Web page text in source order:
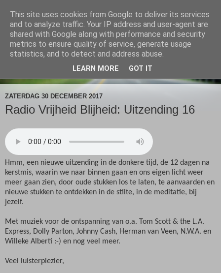
Radio Vrijheid Blijheid
Spiritualiteit & Muziek
ZATERDAG 30 DECEMBER 2017
Radio Vrijheid Blijheid: Uitzending 16
Hmm, een nieuwe uitzending in de donkere tijd, de 12 dagen na
kerstmis, waarin we naar binnen gaan en ons eigen licht weer
meer gaan zien, door oude stukken los te laten, te aanvaarden en
nieuwe stukken te ontdekken in de stilte, in de meditatie, bij
jezelf.
Met muziek voor de ontspanning van o.a. Tom Scott & the L.A.
Express, Dolly Parton, Johnny Cash, Herman van Veen, N.W.A. en
Willeke Alberti :-) en nog veel meer.
Veel luisterplezier,
This site uses cookies from Google to deliver its services
and to analyze traffic. Your IP address and user-agent are
shared with Google along with performance and security
metrics to ensure quality of service, generate usage
statistics, and to detect and address abuse.
LEARN MORE GOT IT